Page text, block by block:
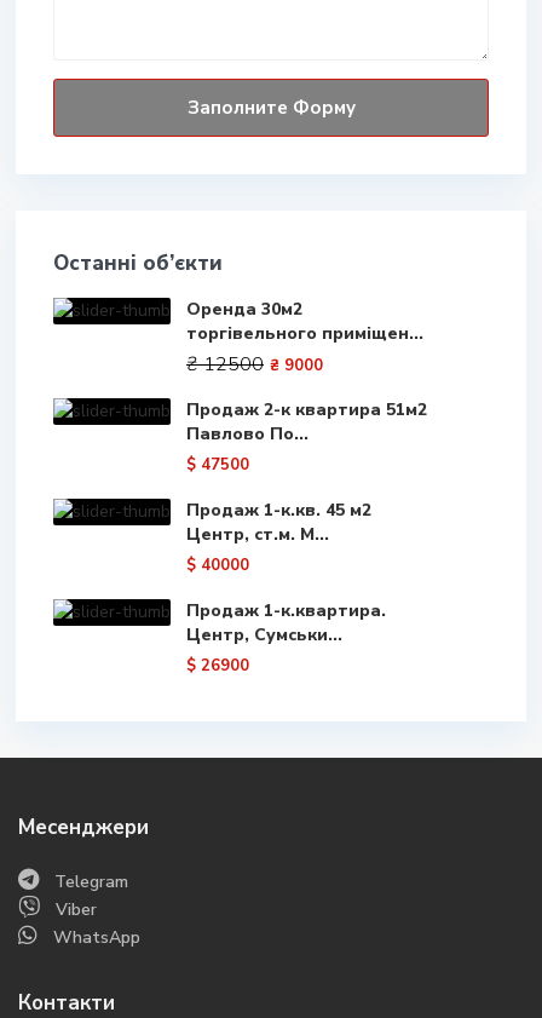
Останні об’єкти
Оренда 30м2
торгівельного приміщен...
₴ 12500 ₴ 9000
Продаж 2-к квартира 51м2
Павлово По...
$ 47500
Продаж 1-к.кв. 45 м2
Центр, ст.м. М...
$ 40000
Продаж 1-к.квартира.
Центр, Сумськи...
$ 26900
Месенджери
Telegram
Viber
WhatsApp
Контакти